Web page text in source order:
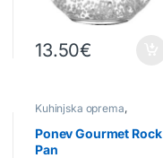
13.50€
Kuhinjska oprema,
Odprodaja
Posode za
kuhanje
Ponev Gourmet Rock
Pan